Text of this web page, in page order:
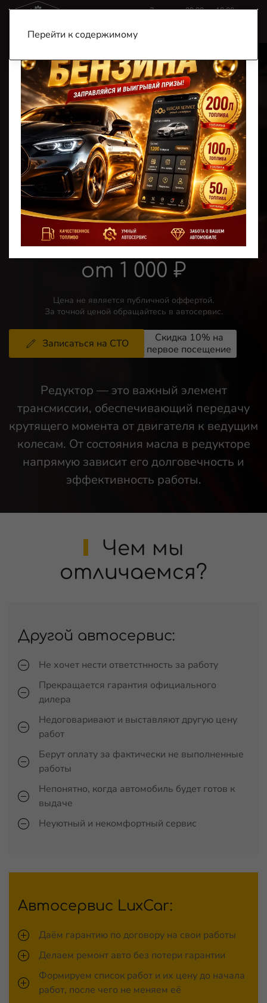
Перейти к содержимому
Звоните c 09:00 до 18:00
Главная Услуги Замена жидкостей
Замена масла в
редукторе
Замена масла в
редукторе в
Таганроге
от 1 000 ₽
Цена не является публичной оффертой.
За точной ценой обращайтесь в автосервис.
Записаться на СТО
Редуктор — это важный элемент
трансмиссии, обеспечивающий передачу
крутящего момента от двигателя к ведущим
колесам. От состояния масла в редукторе
напрямую зависит его долговечность и
эффективность работы.
Чем мы
отличаемся?
Другой автосервис:
Не хочет нести ответстнность за работу
Прекращается гарантия официального
дилера
Недоговаривают и выставляют другую цену
работ
Берут оплату за фактически не выполненные
работы
Непонятно, когда автомобиль будет готов к
выдаче
Неуютный и некомфортный сервис
Автосервис LuxCar:
Даём гарантию по договору на свои работы
Делаем ремонт авто без потери гарантии
Формируем список работ и их цену до начала
работ, после чего не меняем её